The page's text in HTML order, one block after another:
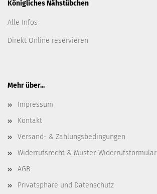
Königliches Nähstübchen
Alle Infos
Direkt Online reservieren
Mehr über...
Impressum
Kontakt
Versand- & Zahlungsbedingungen
Widerrufsrecht & Muster-Widerrufsformular
AGB
Privatsphäre und Datenschutz